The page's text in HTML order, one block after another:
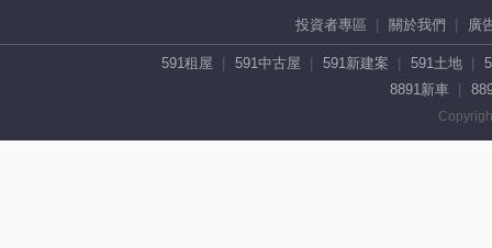
投資者專區 關於我們 廣
591租屋 591中古屋 591新建案 591土地
8891新車